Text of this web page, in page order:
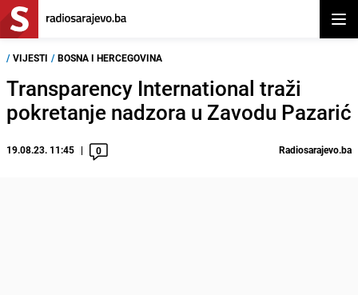
/ VIJESTI / BOSNA I HERCEGOVINA
Transparency International traži
pokretanje nadzora u Zavodu Pazarić
19.08.23. 11:45 0 Radiosarajevo.ba